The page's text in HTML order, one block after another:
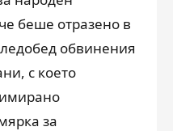
беше отразено в
обвинения
с което
за